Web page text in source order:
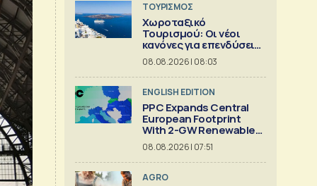
ΤΟΥΡΙΣΜΟΣ
Χωροταξικό
Τουρισμού: Οι νέοι
κανόνες για επενδύσεις
και Airbnb
08.08.2026 | 08:03
ENGLISH EDITION
PPC Expands Central
European Footprint
With 2-GW Renewables
Deal
08.08.2026 | 07:51
AGRO